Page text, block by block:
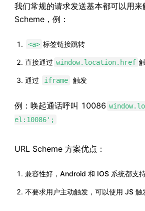
我们常规的请求发送基本都可以用来
Scheme，例：
<a> 标签链接跳转
直接通过 window.location.href
通过 iframe 触发
例：唤起通话呼叫 10086
el:10086';
URL Scheme 方案优点：
兼容性好，Android 和 IOS 系统都支
不要求用户主动触发，可以使用 JS 触